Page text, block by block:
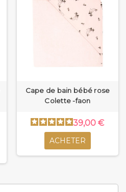
Cape de bain bébé rose
Colette -faon
39,00 €
ACHETER